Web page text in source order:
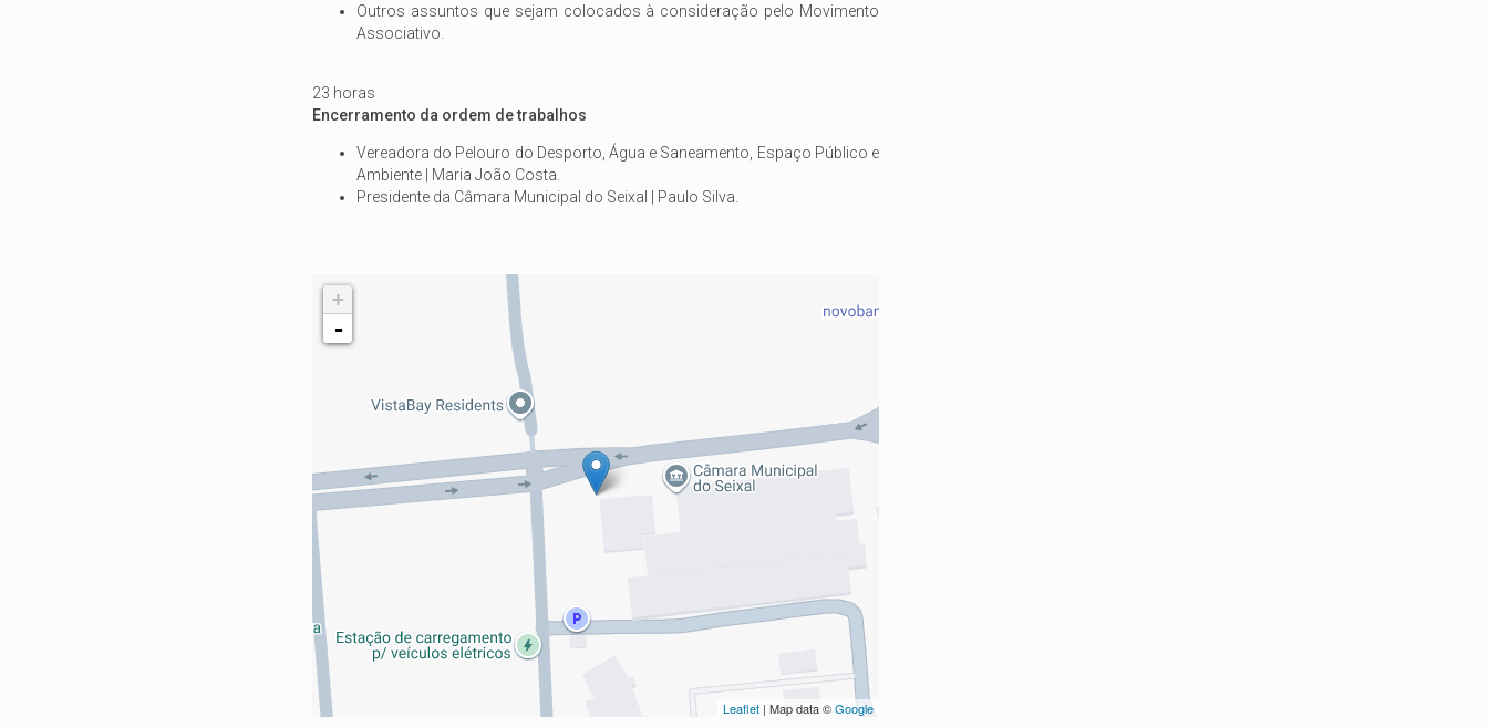
Outros assuntos que sejam colocados à consideração pelo Movimento
Associativo.
23 horas
Encerramento da ordem de trabalhos
Vereadora do Pelouro do Desporto, Água e Saneamento, Espaço Público e
Ambiente | Maria João Costa.
Presidente da Câmara Municipal do Seixal | Paulo Silva.
+
-
Leaflet | Map data ©Google